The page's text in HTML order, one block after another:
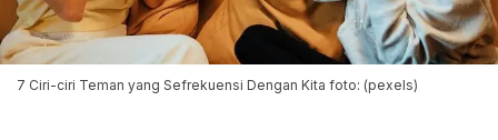
7 Ciri-ciri Teman yang Sefrekuensi Dengan Kita foto: (pexels)